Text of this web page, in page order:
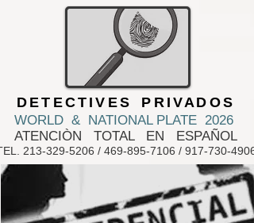
D E T E C T I V E S P R I V A D O S
WORLD & NATIONAL PLATE 2026
ATENCIÒN TOTAL EN ESPAÑOL
213-329-5206 / 469-895-7106 / 917-730-4906